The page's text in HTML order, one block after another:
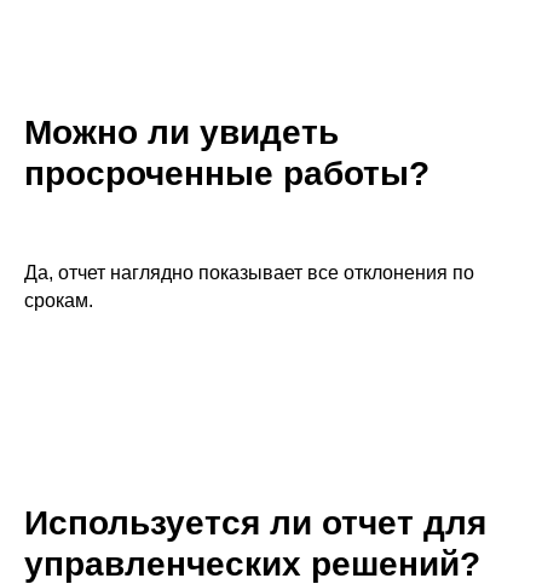
Можно ли увидеть
просроченные работы?
Да, отчет наглядно показывает все отклонения по
срокам.
Используется ли отчет для
управленческих решений?